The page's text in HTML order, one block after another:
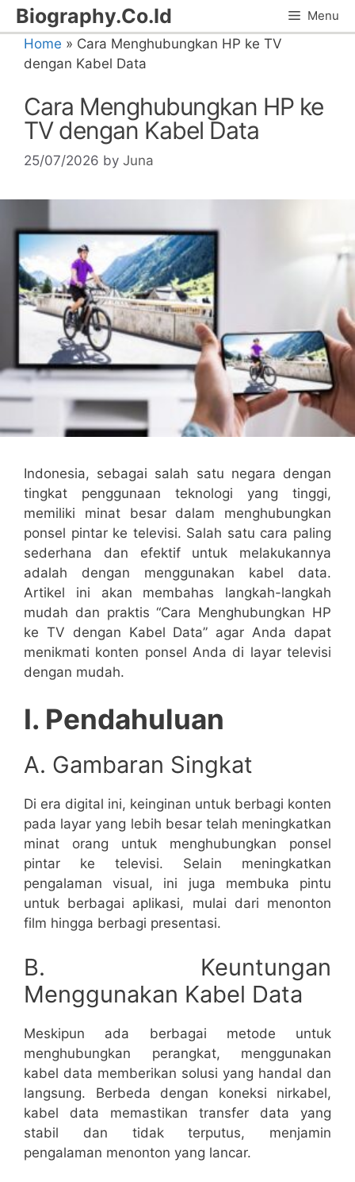
Skip
to
content
Biography.Co.Id Menu
Home » Cara Menghubungkan HP ke TV
dengan Kabel Data
Cara Menghubungkan HP ke
TV dengan Kabel Data
25/07/2026 by Juna
Indonesia, sebagai salah satu negara dengan
tingkat penggunaan teknologi yang tinggi,
memiliki minat besar dalam menghubungkan
ponsel pintar ke televisi. Salah satu cara paling
sederhana dan efektif untuk melakukannya
adalah dengan menggunakan kabel data.
Artikel ini akan membahas langkah-langkah
mudah dan praktis “Cara Menghubungkan HP
ke TV dengan Kabel Data” agar Anda dapat
menikmati konten ponsel Anda di layar televisi
dengan mudah.
I. Pendahuluan
A. Gambaran Singkat
Di era digital ini, keinginan untuk berbagi konten
pada layar yang lebih besar telah meningkatkan
minat orang untuk menghubungkan ponsel
pintar ke televisi. Selain meningkatkan
pengalaman visual, ini juga membuka pintu
untuk berbagai aplikasi, mulai dari menonton
film hingga berbagi presentasi.
B. Keuntungan
Menggunakan Kabel Data
Meskipun ada berbagai metode untuk
menghubungkan perangkat, menggunakan
kabel data memberikan solusi yang handal dan
langsung. Berbeda dengan koneksi nirkabel,
kabel data memastikan transfer data yang
stabil dan tidak terputus, menjamin
pengalaman menonton yang lancar.